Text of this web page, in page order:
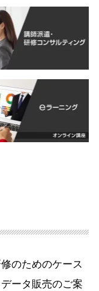
のためのケース
ータ販売のご案